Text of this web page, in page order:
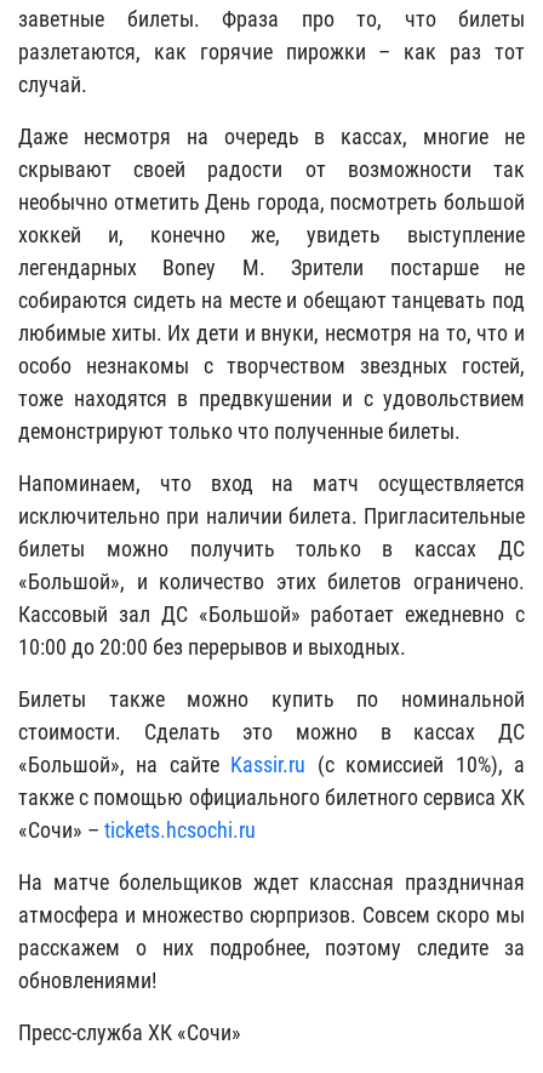
заветные билеты. Фраза про то, что билеты
разлетаются, как горячие пирожки – как раз тот
случай.
Даже несмотря на очередь в кассах, многие не
скрывают своей радости от возможности так
необычно отметить День города, посмотреть большой
хоккей и, конечно же, увидеть выступление
легендарных Boney M. Зрители постарше не
собираются сидеть на месте и обещают танцевать под
любимые хиты. Их дети и внуки, несмотря на то, что и
особо незнакомы с творчеством звездных гостей,
тоже находятся в предвкушении и с удовольствием
демонстрируют только что полученные билеты.
Напоминаем, что вход на матч осуществляется
исключительно при наличии билета. Пригласительные
билеты можно получить только в кассах ДС
«Большой», и количество этих билетов ограничено.
Кассовый зал ДС «Большой» работает ежедневно с
10:00 до 20:00 без перерывов и выходных.
Билеты также можно купить по номинальной
стоимости. Сделать это можно в кассах ДС
«Большой», на сайте Kassir.ru (с комиссией 10%), а
также с помощью официального билетного сервиса ХК
«Сочи» – tickets.hcsochi.ru
На матче болельщиков ждет классная праздничная
атмосфера и множество сюрпризов. Совсем скоро мы
расскажем о них подробнее, поэтому следите за
обновлениями!
Пресс-служба ХК «Сочи»